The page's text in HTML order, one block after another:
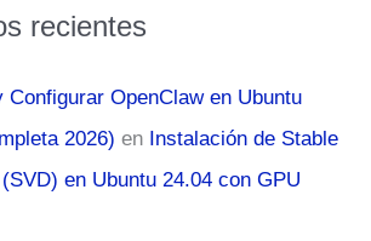
recientes
Configurar OpenClaw en Ubuntu
2026) en Instalación de Stable
en Ubuntu 24.04 con GPU